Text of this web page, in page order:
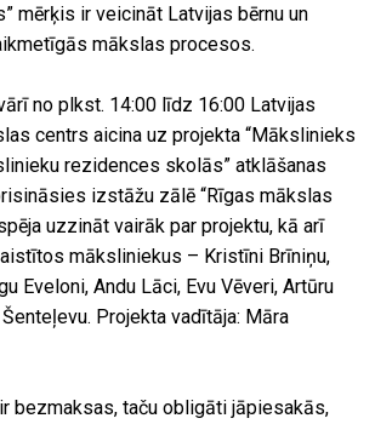
mērķis ir veicināt Latvijas bērnu un
mākslas procesos.
no plkst. 14:00 līdz 16:00 Latvijas
centrs aicina uz projekta “Mākslinieks
rezidences skolās” atklāšanas
izstāžu zālē “Rīgas mākslas
uzzināt vairāk par projektu, kā arī
māksliniekus – Kristīni Brīniņu,
Eveloni, Andu Lāci, Evu Vēveri, Artūru
Projekta vadītāja: Māra
bezmaksas, taču obligāti jāpiesakās,